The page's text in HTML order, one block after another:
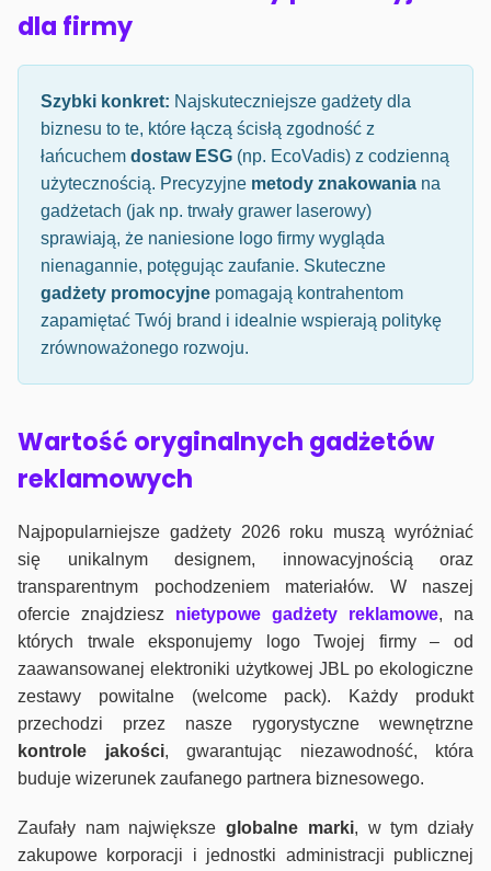
dla firmy
Szybki konkret: Najskuteczniejsze gadżety dla
biznesu to te, które łączą ścisłą zgodność z
łańcuchem dostaw ESG (np. EcoVadis) z codzienną
użytecznością. Precyzyjne metody znakowania na
gadżetach (jak np. trwały grawer laserowy)
sprawiają, że naniesione logo firmy wygląda
nienagannie, potęgując zaufanie. Skuteczne
gadżety promocyjne pomagają kontrahentom
zapamiętać Twój brand i idealnie wspierają politykę
zrównoważonego rozwoju.
Wartość oryginalnych gadżetów
reklamowych
Najpopularniejsze gadżety 2026 roku muszą wyróżniać
się unikalnym designem, innowacyjnością oraz
transparentnym pochodzeniem materiałów. W naszej
ofercie znajdziesz nietypowe gadżety reklamowe, na
których trwale eksponujemy logo Twojej firmy – od
zaawansowanej elektroniki użytkowej JBL po ekologiczne
zestawy powitalne (welcome pack). Każdy produkt
przechodzi przez nasze rygorystyczne wewnętrzne
kontrole jakości, gwarantując niezawodność, która
buduje wizerunek zaufanego partnera biznesowego.
Zaufały nam największeglobalne marki, w tym działy
zakupowe korporacji i jednostki administracji publicznej